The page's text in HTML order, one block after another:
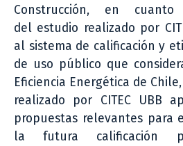
Construcción, en
del estudio realizado por
al sistema de calificación y
de uso público que
Eficiencia Energética de
realizado por CITEC UBB
propuestas relevantes para
la futura calificación